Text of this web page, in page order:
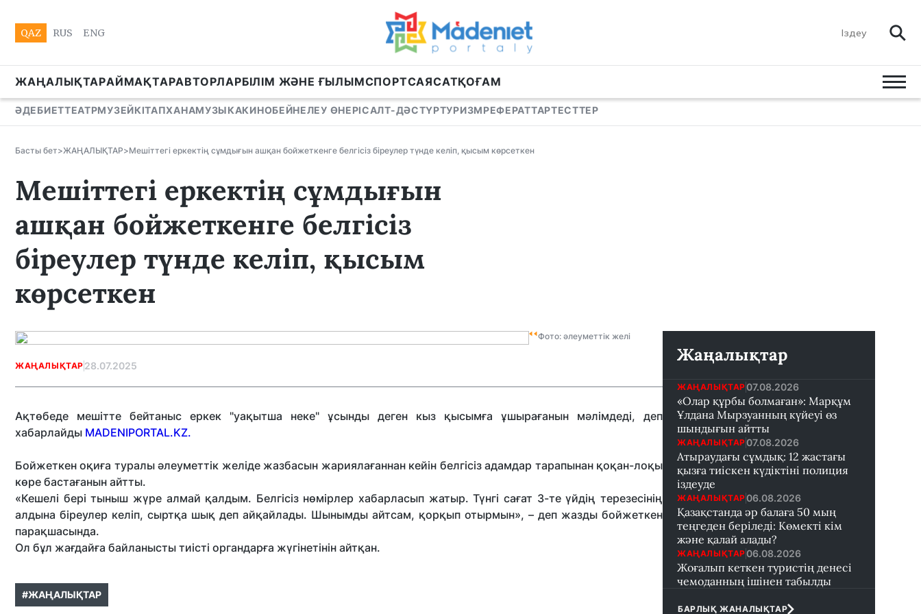
QAZ RUS ENG
ЖАҢАЛЫҚТАРАЙМАҚТАРАВТОРЛАРБІЛІМ ЖӘНЕ ҒЫЛЫМСПОРТСАЯСАТҚОҒАМ
ӘДЕБИЕТТЕАТРМУЗЕЙКІТАПХАНАМУЗЫКАКИНОБЕЙНЕЛЕУ ӨНЕРІСАЛТ-ДӘСТҮРТУРИЗМРЕФЕРАТТАРТЕСТТЕР
Басты бет>ЖАҢАЛЫҚТАР>Мешіттегі еркектің сұмдығын ашқан бойжеткенге белгісіз біреулер түнде келіп, қысым көрсеткен
Мешіттегі еркектің сұмдығын
ашқан бойжеткенге белгісіз
біреулер түнде келіп, қысым
көрсеткен
Фото: әлеуметтік желі
ЖАҢАЛЫҚТАР 28.07.2025
Ақтөбеде мешітте бейтаныс еркек "уақытша неке" ұсынды деген кыз қысымға ұшырағанын мәлімдеді, деп
хабарлайды MADENIPORTAL.KZ.
Бойжеткен оқиға туралы әлеуметтік желіде жазбасын жариялағаннан кейін белгісіз адамдар тарапынан қоқан-лоқы
көре бастағанын айтты.
«Кешелі бері тыныш жүре алмай қалдым. Белгісіз нөмірлер хабарласып жатыр. Түнгі сағат 3-те үйдің терезесінің
алдына біреулер келіп, сыртқа шық деп айқайлады. Шынымды айтсам, қорқып отырмын», – деп жазды бойжеткен
парақшасында.
Ол бұл жағдайға байланысты тиісті органдарға жүгінетінін айтқан.
#ЖАҢАЛЫҚТАР
Жаңалықтар
ЖАҢАЛЫҚТАР 07.08.2026
«Олар құрбы болмаған»: Марқұм
Ұлдана Мырзуанның күйеуі өз
шындығын айтты
ЖАҢАЛЫҚТАР 07.08.2026
Атыраудағы сұмдық: 12 жастағы
қызға тиіскен күдіктіні полиция
іздеуде
ЖАҢАЛЫҚТАР 06.08.2026
Қазақстанда әр балаға 50 мың
теңгеден беріледі: Көмекті кім
және қалай алады?
ЖАҢАЛЫҚТАР 06.08.2026
Жоғалып кеткен туристің денесі
чемоданның ішінен табылды
БАРЛЫҚ ЖАНАЛЫҚТАР